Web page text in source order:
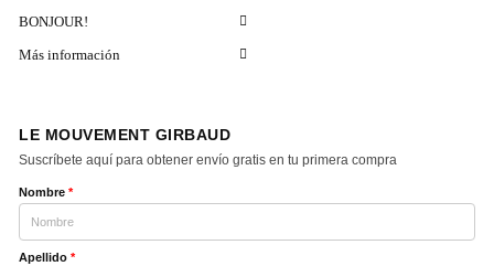
BONJOUR!
Más información
LE MOUVEMENT GIRBAUD
Suscríbete aquí para obtener envío gratis en tu primera compra
Nombre *
Apellido *